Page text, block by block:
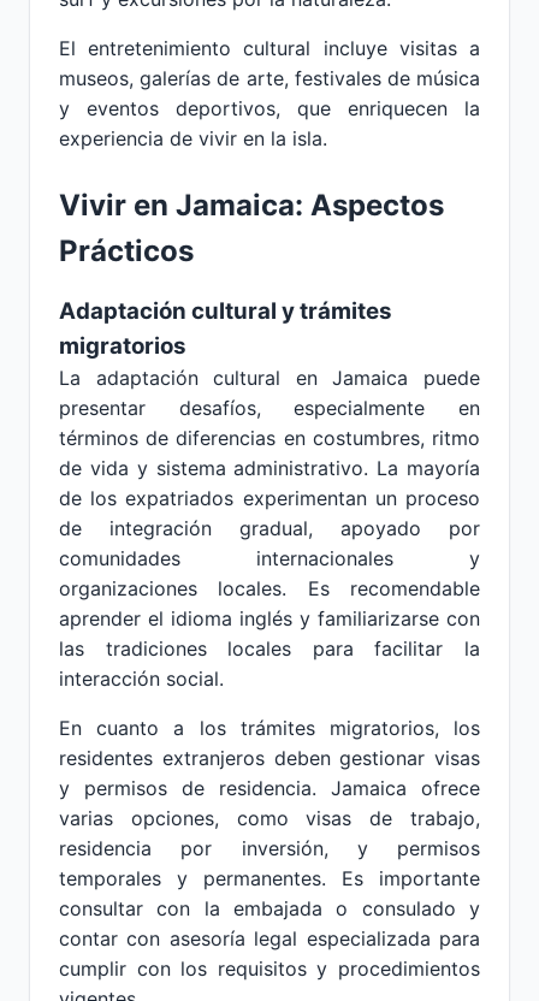
El entretenimiento cultural incluye visitas a
museos, galerías de arte, festivales de música
y eventos deportivos, que enriquecen la
experiencia de vivir en la isla.
Vivir en Jamaica: Aspectos
Prácticos
Adaptación cultural y trámites
migratorios
La adaptación cultural en Jamaica puede
presentar desafíos, especialmente en
términos de diferencias en costumbres, ritmo
de vida y sistema administrativo. La mayoría
de los expatriados experimentan un proceso
de integración gradual, apoyado por
comunidades internacionales y
organizaciones locales. Es recomendable
aprender el idioma inglés y familiarizarse con
las tradiciones locales para facilitar la
interacción social.
En cuanto a los trámites migratorios, los
residentes extranjeros deben gestionar visas
y permisos de residencia. Jamaica ofrece
varias opciones, como visas de trabajo,
residencia por inversión, y permisos
temporales y permanentes. Es importante
consultar con la embajada o consulado y
contar con asesoría legal especializada para
cumplir con los requisitos y procedimientos